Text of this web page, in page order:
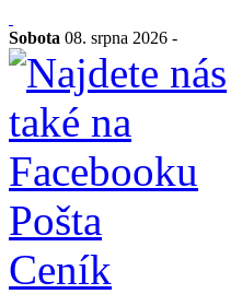
Sobota 08. srpna 2026 -
Pošta
Ceník